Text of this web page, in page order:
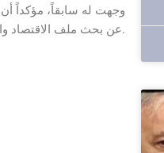
وجهت له سابقاً، مؤكداً أن
عن بحث ملف الاقتصاد والاستثمار والتسليح مع المسؤولين في المملكة المتحدة.